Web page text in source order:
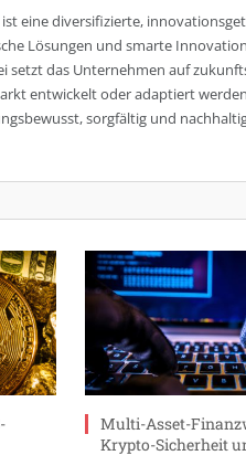
ist eine diversifizierte,
Lösungen und smarte
setzt das Unternehmen auf
entwickelt oder adaptiert
sorgfältig und
Multi-Asset-
Krypto-Sicherheit